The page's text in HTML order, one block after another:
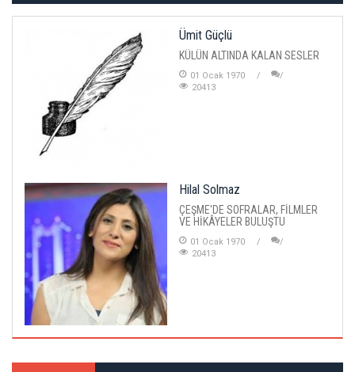
Ümit Güçlü
KÜLÜN ALTINDA KALAN SESLER
01 Ocak 1970
20413
Hilal Solmaz
ÇEŞME'DE SOFRALAR, FİLMLER
VE HİKÂYELER BULUŞTU
01 Ocak 1970
20413